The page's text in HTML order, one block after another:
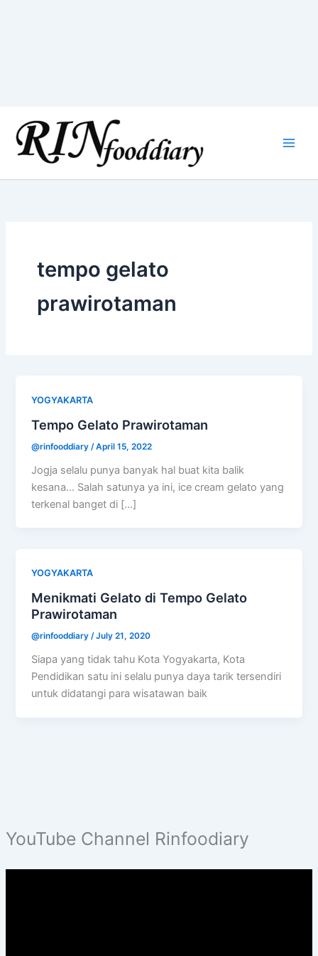
content
YouTube Channel Rinfoodiary
tempo gelato
prawirotaman
YOGYAKARTA
Tempo Gelato Prawirotaman
@rinfooddiary /April 15, 2022
Jogja selalu punya banyak hal buat kita balik
kesana… Salah satunya ya ini, ice cream gelato yang
terkenal banget di […]
YOGYAKARTA
Menikmati Gelato di Tempo Gelato
Prawirotaman
@rinfooddiary/July 21, 2020
Siapa yang tidak tahu Kota Yogyakarta, Kota
Pendidikan satu ini selalu punya daya tarik tersendiri
untuk didatangi para wisatawan baik